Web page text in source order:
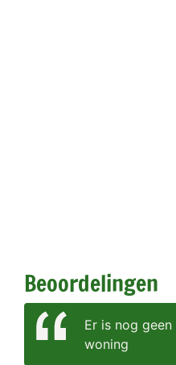
Beoordelingen
Er is nog
woning